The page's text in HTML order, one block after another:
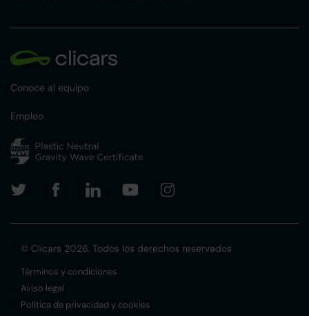
Conoce al equipo
Empleo
© Clicars 2026. Todos los derechos reservados
Términos y condiciones
Aviso legal
Política de privacidad y cookies